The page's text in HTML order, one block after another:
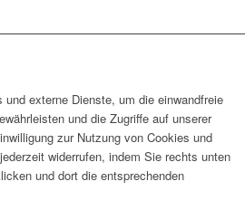
externe Dienste, um die einwandfreie
und die Zugriffe auf unserer
zur Nutzung von Cookies und
widerrufen, indem Sie rechts unten
und dort die entsprechenden